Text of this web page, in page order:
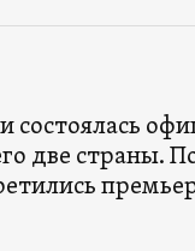
состоялась
две страны.